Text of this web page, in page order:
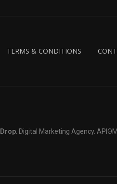
TERMS & CONDITIONS
Drop . Digital Marketing Agency.